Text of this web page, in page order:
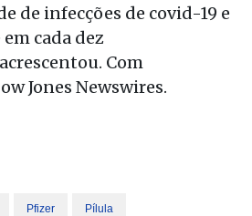
de infecções de covid-19 e
cada dez
Com
Jones Newswires.
Pfizer Pílula